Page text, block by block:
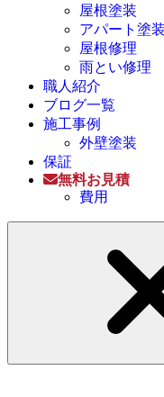
屋根塗装
アパート塗装
屋根修理
雨とい修理
職人紹介
ブログ一覧
施工事例
外壁塗装
保証
無料お見積
費用